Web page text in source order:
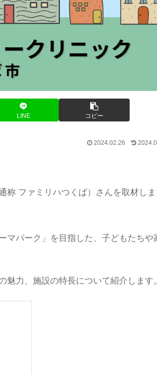
LINE コピー
2024.02.26
通称 ファミリハつくば）さんを取材しま
マパーク」を目指した、子どもたちや
力、施設の特長について紹介します。